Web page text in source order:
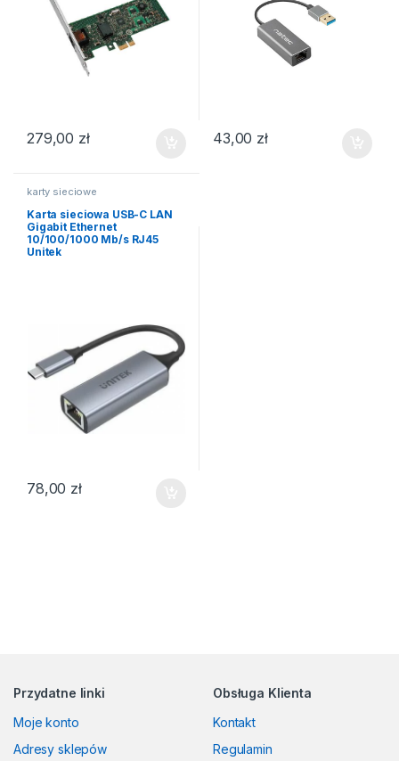
279,00 zł 43,00 zł
karty sieciowe
Karta sieciowa USB-C LAN
Gigabit Ethernet
10/100/1000 Mb/s RJ45
Unitek
78,00 zł
Przydatne linki
Moje konto
Adresy sklepów
Obsługa Klienta
Kontakt
Regulamin